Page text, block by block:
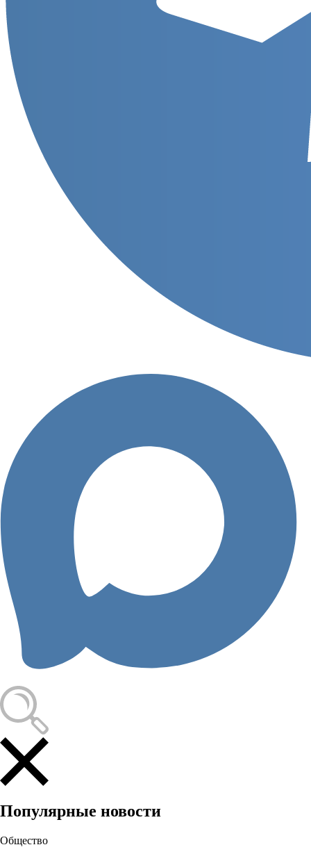
Происшествия
В Кузбассе на молочной ферме погибли двое,
когда спустились в навозохранилище
Популярные новости
Общество